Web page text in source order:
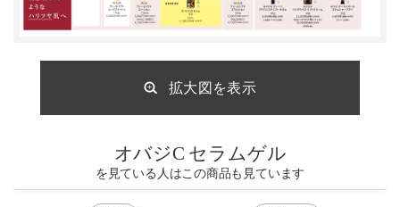
拡大図を表示
オバジC セラムゲル
を見ている人はこの商品も見ています